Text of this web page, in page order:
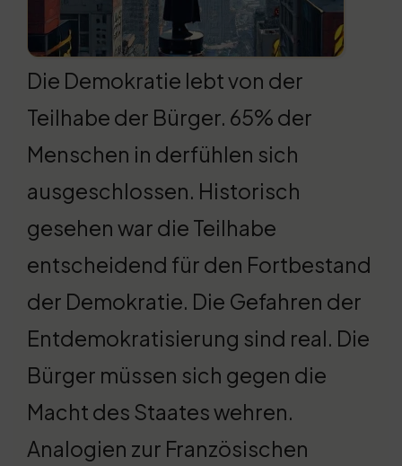
Die Demokratie lebt von der
Teilhabe der Bürger. 65% der
Menschen in derfühlen sich
ausgeschlossen. Historisch
gesehen war die Teilhabe
entscheidend für den Fortbestand
der Demokratie. Die Gefahren der
Entdemokratisierung sind real. Die
Bürger müssen sich gegen die
Macht des Staates wehren.
Analogien zur Französischen